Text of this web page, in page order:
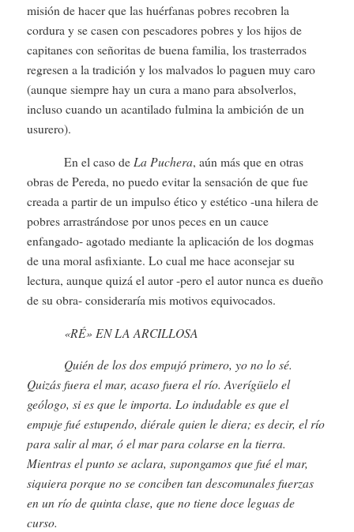
misión de hacer que las huérfanas pobres recobren la
cordura y se casen con pescadores pobres y los hijos de
capitanes con señoritas de buena familia, los trasterrados
regresen a la tradición y los malvados lo paguen muy caro
(aunque siempre hay un cura a mano para absolverlos,
incluso cuando un acantilado fulmina la ambición de un
usurero).
En el caso de La Puchera, aún más que en otras
obras de Pereda, no puedo evitar la sensación de que fue
creada a partir de un impulso ético y estético -una hilera de
pobres arrastrándose por unos peces en un cauce
enfangado- agotado mediante la aplicación de los dogmas
de una moral asfixiante. Lo cual me hace aconsejar su
lectura, aunque quizá el autor -pero el autor nunca es dueño
de su obra- consideraría mis motivos equivocados.
«RÉ» EN LA ARCILLOSA
Quién de los dos empujó primero, yo no lo sé.
Quizás fuera el mar, acaso fuera el río. Averígüelo el
geólogo, si es que le importa. Lo indudable es que el
empuje fué estupendo, diérale quien le diera; es decir, el río
para salir al mar, ó el mar para colarse en la tierra.
Mientras el punto se aclara, supongamos que fué el mar,
siquiera porque no se conciben tan descomunales fuerzas
en un río de quinta clase, que no tiene doce leguas de
curso.